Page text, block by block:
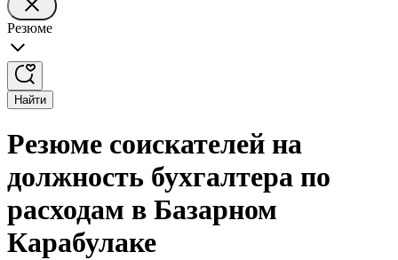
Резюме
Найти
Резюме соискателей на
должность бухгалтера по
расходам в Базарном
Карабулаке